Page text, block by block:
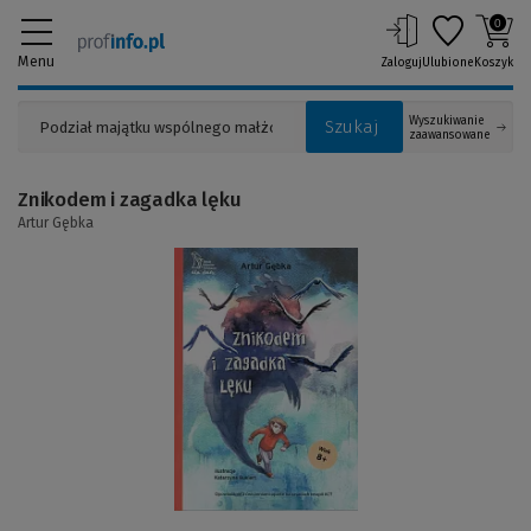
Menu
Szukaj
Wyszukiwanie
zaawansowane
ZalogujUlubione
0
Koszyk
Znikodem i zagadka lęku
Artur Gębka